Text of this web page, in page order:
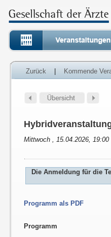
Zurück Kommende
Mittwoch , 15.04.2026, 19:00
Die Anmeldung für die
Programm als PDF
Programm